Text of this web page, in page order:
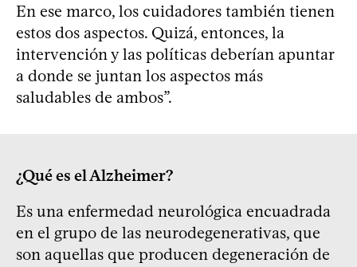
En ese marco, los cuidadores también tienen
estos dos aspectos. Quizá, entonces, la
intervención y las políticas deberían apuntar
a donde se juntan los aspectos más
saludables de ambos”.
¿Qué es el Alzheimer?
Es una enfermedad neurológica encuadrada
en el grupo de las neurodegenerativas, que
son aquellas que producen degeneración de